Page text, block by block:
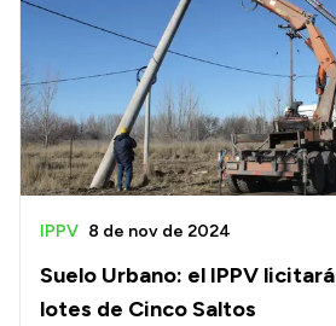
Suelo Urbano: el IPPV
lotes de Cinco Saltos
IPPV 8 de nov de 2024